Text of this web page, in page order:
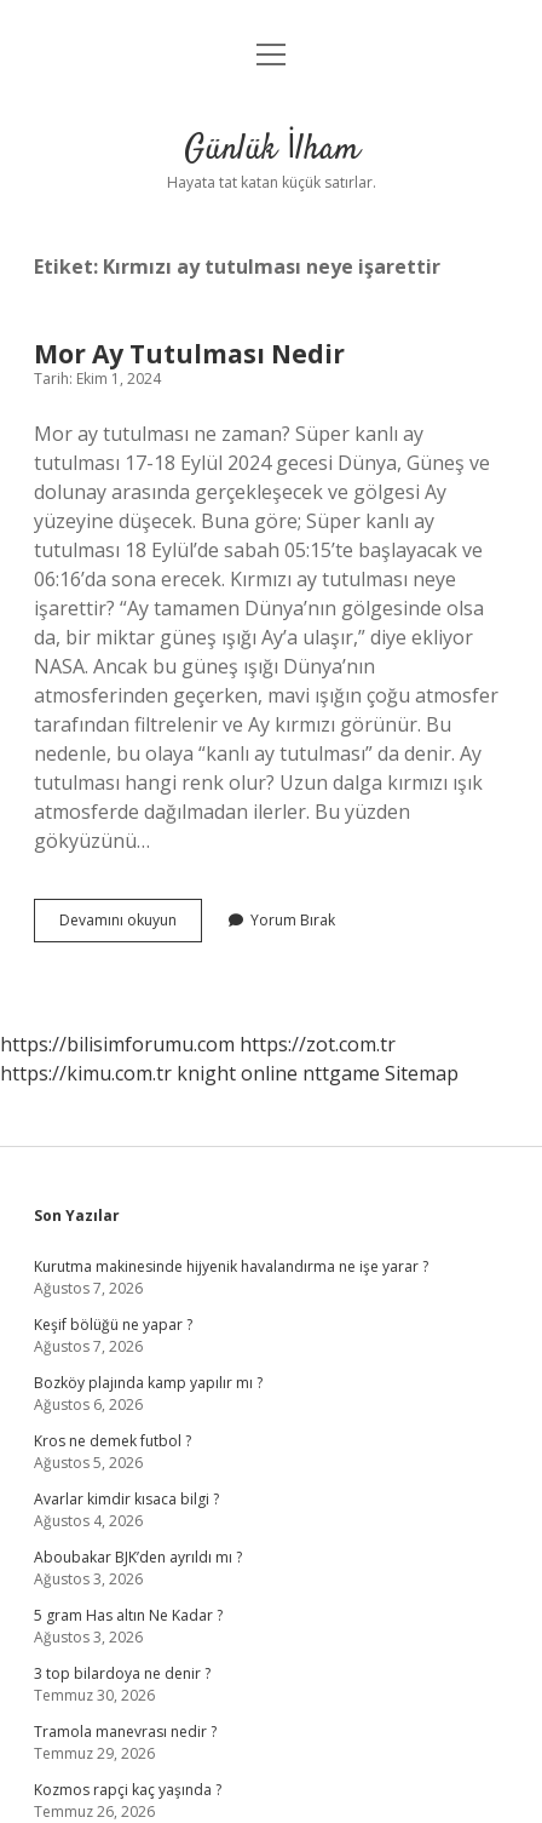
Anasayfa
Yasal Uyarı
menüyü
Günlük İlham
Hayata tat katan küçük satırlar.
Etiket: Kırmızı ay tutulması neye işarettir
Mor Ay Tutulması Nedir
Tarih: Ekim 1, 2024
Mor ay tutulması ne zaman? Süper kanlı ay
tutulması 17-18 Eylül 2024 gecesi Dünya, Güneş ve
dolunay arasında gerçekleşecek ve gölgesi Ay
yüzeyine düşecek. Buna göre; Süper kanlı ay
tutulması 18 Eylül’de sabah 05:15’te başlayacak ve
06:16’da sona erecek. Kırmızı ay tutulması neye
işarettir? “Ay tamamen Dünya’nın gölgesinde olsa
da, bir miktar güneş ışığı Ay’a ulaşır,” diye ekliyor
NASA. Ancak bu güneş ışığı Dünya’nın
atmosferinden geçerken, mavi ışığın çoğu atmosfer
tarafından filtrelenir ve Ay kırmızı görünür. Bu
nedenle, bu olaya “kanlı ay tutulması” da denir. Ay
tutulması hangi renk olur? Uzun dalga kırmızı ışık
atmosferde dağılmadan ilerler. Bu yüzden
gökyüzünü…
Devamını okuyun
Ay
Yorum Bırak
https://bilisimforumu.com https://zot.com.tr
https://kimu.com.tr knight online nttgame Sitemap
Sidebar
Son Yazılar
Kurutma makinesinde hijyenik havalandırma ne işe yarar ?
Ağustos 7, 2026
Keşif bölüğü ne yapar ?
Ağustos 7, 2026
Bozköy plajında kamp yapılır mı ?
Ağustos 6, 2026
Kros ne demek futbol ?
Ağustos 5, 2026
Avarlar kimdir kısaca bilgi ?
Ağustos 4, 2026
Aboubakar BJK’den ayrıldı mı ?
Ağustos 3, 2026
5 gram Has altın Ne Kadar ?
Ağustos 3, 2026
3 top bilardoya ne denir ?
Temmuz 30, 2026
Tramola manevrası nedir ?
Temmuz 29, 2026
Kozmos rapçi kaç yaşında ?
Temmuz 26, 2026